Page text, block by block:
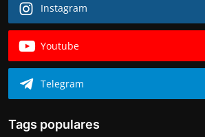
Instagram
Youtube
Telegram
Tags populares